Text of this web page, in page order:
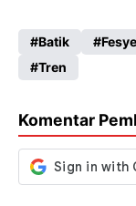
b
o
k
ts
A
p
gr
Batik
Tren
Komentar